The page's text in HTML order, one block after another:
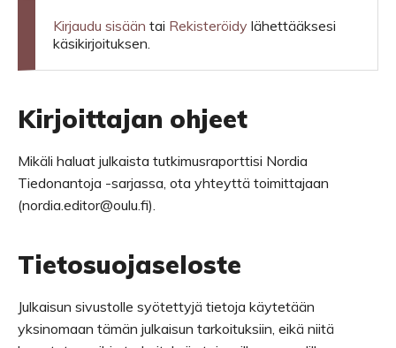
Kirjaudu sisään tai Rekisteröidy lähettääksesi
käsikirjoituksen.
Kirjoittajan ohjeet
Mikäli haluat julkaista tutkimusraporttisi Nordia
Tiedonantoja -sarjassa, ota yhteyttä toimittajaan
(nordia.editor@oulu.fi).
Tietosuojaseloste
Julkaisun sivustolle syötettyjä tietoja käytetään
yksinomaan tämän julkaisun tarkoituksiin, eikä niitä